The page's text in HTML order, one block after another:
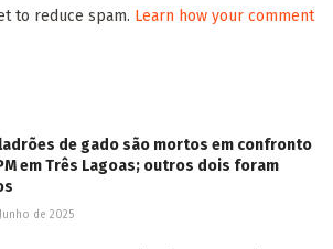
to reduce spam. Learn how your comment
de gado são mortos em confronto
em Três Lagoas; outros dois foram
de 2025